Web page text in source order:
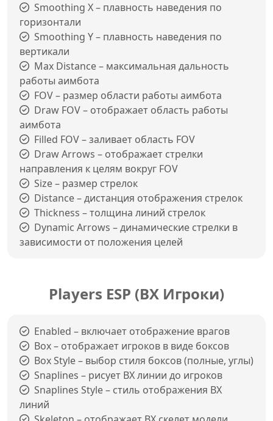
Smoothing X – плавность наведения по
горизонтали
Smoothing Y – плавность наведения по
вертикали
Max Distance – максимальная дальность
работы аимбота
FOV – размер области работы аимбота
Draw FOV – отображает область работы
аимбота
Filled FOV – заливает область FOV
Draw Arrows – отображает стрелки
направления к целям вокруг FOV
Size – размер стрелок
Distance – дистанция отображения стрелок
Thickness – толщина линий стрелок
Dynamic Arrows – динамические стрелки в
зависимости от положения целей
Players ESP (ВХ Игроки)
Enabled – включает отображение врагов
Box – отображает игроков в виде боксов
Box Style – выбор стиля боксов (полные, углы)
Snaplines – рисует ВХ линии до игроков
Snaplines Style – стиль отображения ВХ
линий